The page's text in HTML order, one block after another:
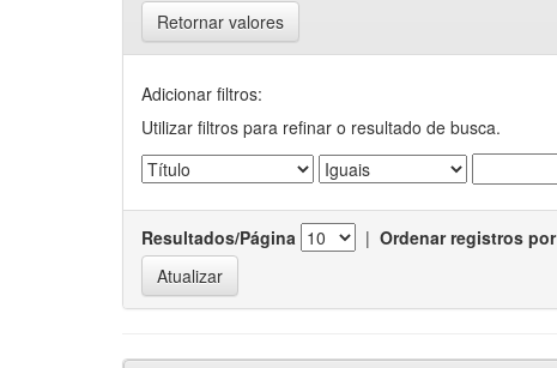
Retornar valores
Adicionar filtros:
Utilizar filtros para refinar o resultado de busca.
Resultados/Página | Ordenar registros por